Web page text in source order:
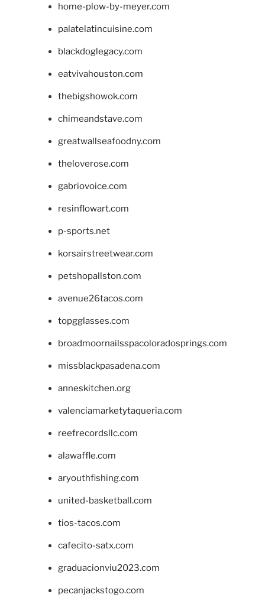
home-plow-by-meyer.com
palatelatincuisine.com
blackdoglegacy.com
eatvivahouston.com
thebigshowok.com
chimeandstave.com
greatwallseafoodny.com
theloverose.com
gabriovoice.com
resinflowart.com
p-sports.net
korsairstreetwear.com
petshopallston.com
avenue26tacos.com
topgglasses.com
broadmoornailsspacoloradosprings.com
missblackpasadena.com
anneskitchen.org
valenciamarketytaqueria.com
reefrecordsllc.com
alawaffle.com
aryouthfishing.com
united-basketball.com
tios-tacos.com
cafecito-satx.com
graduacionviu2023.com
pecanjackstogo.com